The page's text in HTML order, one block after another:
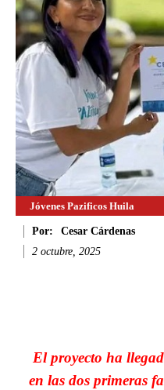
Jóvenes Pazificos Huila
Por:
Cesar Cárdenas
2 octubre, 2025
El proyecto ha
en las dos primeras